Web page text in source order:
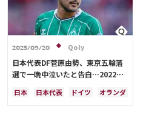
2025/09/20 Qoly
日本代表DF菅原由勢、東京五輪落
選で一晩中泣いたと告白…2022年
く「受け入れるのは難しかった」
日本 日本代表 ドイツ オランダ